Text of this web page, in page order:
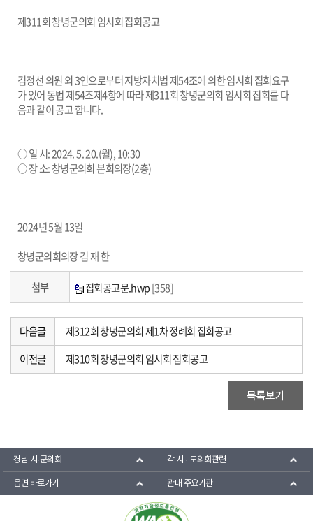
제311회 창녕군의회 임시회 집회공고
김정선 의원 외3인으로부터 지방자치법 제54조에의한 임시회 집회요구
가 있어 동법 제54조제4항에 따라제311회 창녕군의회 임시회 집회를 다
음과 같이 공고 합니다.
○일 시: 2024. 5. 20.(월), 10:30
○장 소:창녕군의회 본회의장(2층)
2024년5월13일
창녕군의회의장 김 재 한
첨부
집회공고문.hwp[358]
다음글
제312회 창녕군의회 제1차 정례회 집회공고
이전글
제310회 창녕군의회 임시회 집회공고
경남 시·군의회 각 시 · 도의회관련
읍면 바로가기 관내 주요기관